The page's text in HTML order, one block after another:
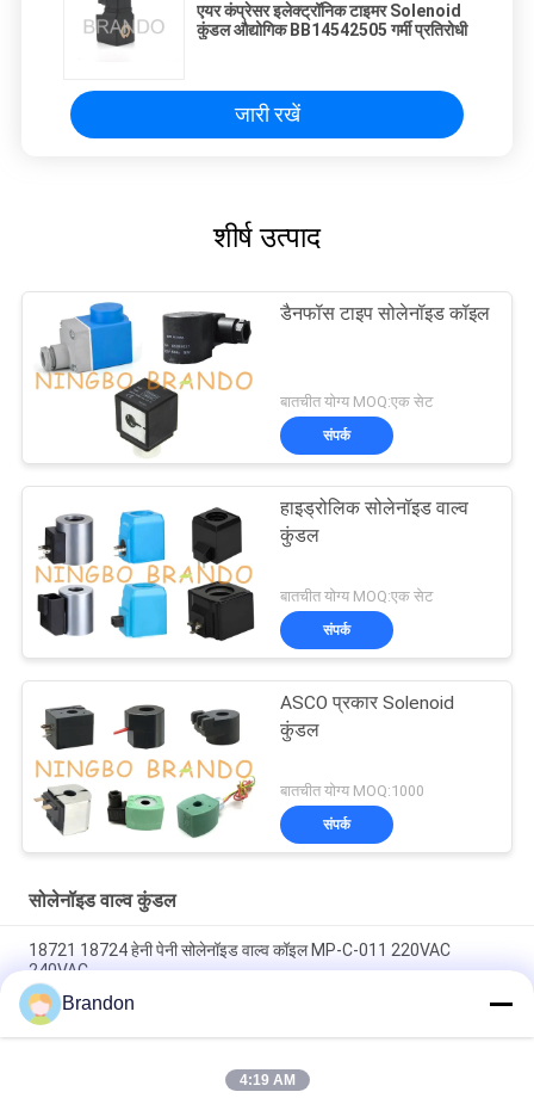
एयर कंप्रेसर इलेक्ट्रॉनिक टाइमर Solenoid
कुंडल औद्योगिक BB14542505 गर्मी प्रतिरोधी
जारी रखें
शीर्ष उत्पाद
डैनफॉस टाइप सोलेनॉइड कॉइल
बातचीत योग्य MOQ:एक सेट
संपर्क
हाइड्रोलिक सोलेनॉइड वाल्व
कुंडल
बातचीत योग्य MOQ:एक सेट
संपर्क
ASCO प्रकार Solenoid
कुंडल
बातचीत योग्य MOQ:1000
संपर्क
सोलेनॉइड वाल्व कुंडल
18721 18724 हेनी पेनी सोलेनॉइड वाल्व कॉइल MP-C-011 220VAC
240VAC
6013 ए 6014 सी सोलेनॉइड वाल्व कॉइल 24V डीसी 110V 230V 50Hz 8W
11W 15W
सोलेनॉइड वाल्व कॉइल ईवीआई 7/9 12 वी 24 वी 110 वी 220 वी 4.8 डब्ल्यू 6.5
Brandon
4:19 AM